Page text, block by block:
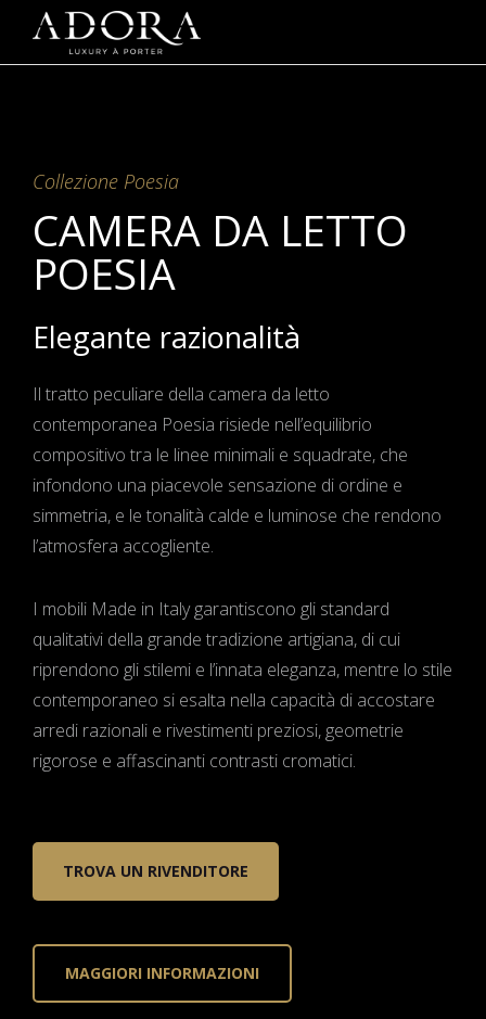
Collezione Poesia
CAMERA DA LETTO
POESIA
Elegante razionalità
Il tratto peculiare della camera da letto
contemporanea Poesia risiede nell’equilibrio
compositivo tra le linee minimali e squadrate, che
infondono una piacevole sensazione di ordine e
simmetria, e le tonalità calde e luminose che rendono
l’atmosfera accogliente.
I mobili Made in Italy garantiscono gli standard
qualitativi della grande tradizione artigiana, di cui
riprendono gli stilemi e l’innata eleganza, mentre lo stile
contemporaneo si esalta nella capacità di accostare
arredi razionali e rivestimenti preziosi, geometrie
rigorose e affascinanti contrasti cromatici.
TROVA UN RIVENDITORE
MAGGIORI INFORMAZIONI